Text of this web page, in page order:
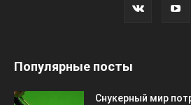
Популярные посты
Снукерный мир